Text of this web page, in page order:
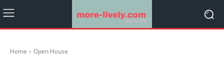
Home Open House